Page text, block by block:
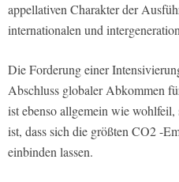
appellativen Charakter der
internationalen und
Die Forderung einer
Abschluss globaler Abkommen
ist ebenso allgemein wie
ist, dass sich die größten CO2 -
einbinden lassen.